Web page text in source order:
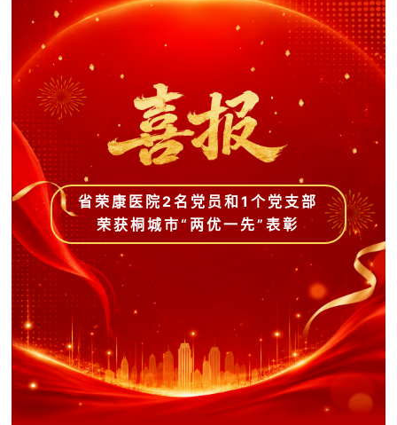
省荣康医院2名党员和1个党支部
荣获桐城市“两优一先”表彰